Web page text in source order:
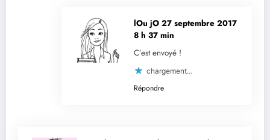
lOu jO 27 septembre 2017
8 h 37 min
C’est envoyé !
chargement…
Répondre